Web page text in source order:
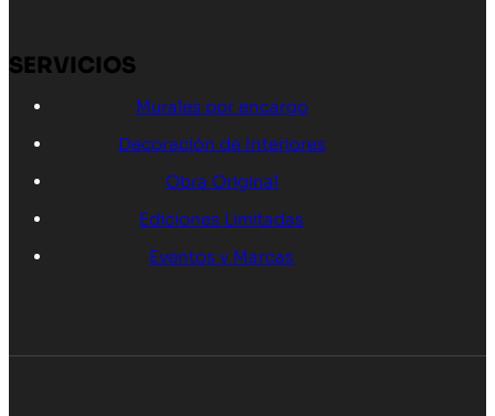
SERVICIOS
Murales por encargo
Decoración de Interiores
Obra Original
Ediciones Limitadas
Eventos y Marcas